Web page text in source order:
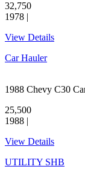
32,750
1978 |
View Details
Car Hauler
1988 Chevy C30
25,500
1988 |
View Details
UTILITY SHB